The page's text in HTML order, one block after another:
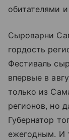
обитателями
Сыроварни
гордость
Фестиваль
впервые в
только из
регионов, но
Губернатор
ежегодным. И